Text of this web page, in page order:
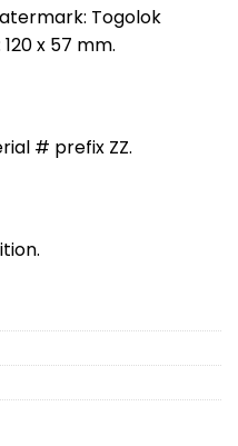
Togolok
x 57 mm.
# prefix ZZ.